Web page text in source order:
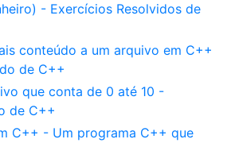
- Exercícios Resolvidos de
conteúdo a um arquivo em C++
de C++
que conta de 0 até 10 -
de C++
C++ - Um programa C++ que